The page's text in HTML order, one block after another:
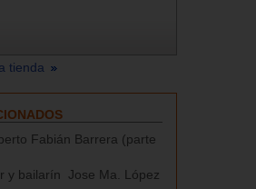
tienda
Fabián Barrera (parte
y bailarín Jose Ma. López